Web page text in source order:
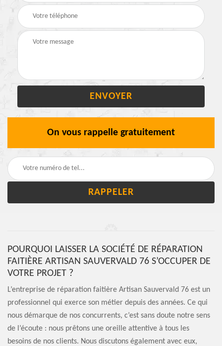
On vous rappelle gratuitement
POURQUOI LAISSER LA SOCIÉTÉ DE RÉPARATION
FAITIÈRE ARTISAN SAUVERVALD 76 S’OCCUPER DE
VOTRE PROJET ?
L’entreprise de réparation faitière Artisan Sauvervald 76 est un
professionnel qui exerce son métier depuis des années. Ce qui
nous démarque de nos concurrents, c’est sans doute notre sens
de l’écoute : nous prêtons une oreille attentive à tous les
besoins de nos clients. Nous discutons également avec eux,